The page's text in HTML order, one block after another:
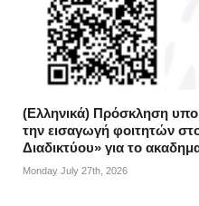
(Ελληνικά) Πρόσκληση
την εισαγωγή φοιτητών
Διαδικτύου» για το
Monday July 27th, 2026